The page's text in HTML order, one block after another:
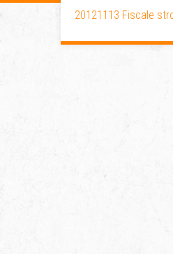
20121113 Fiscale